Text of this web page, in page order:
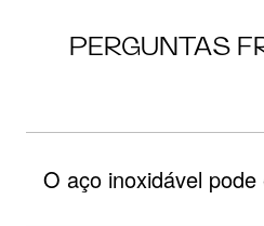
PERGUNTAS
O aço inoxidável